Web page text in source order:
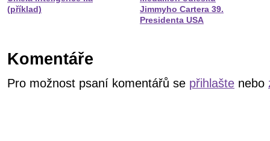
(příklad)
Jimmyho Cartera 39.
Presidenta USA
Komentáře
Pro možnost psaní komentářů se přihlašte nebo